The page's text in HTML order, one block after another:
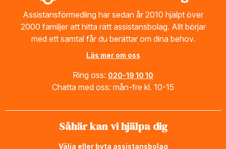
Assistansförmedling har sedan år 2010 hjälpt över
2000 familjer att hitta rätt assistansbolag. Allt börjar
med ett samtal får du berättar om dina behov.
Läs mer om oss
Ring oss: 020-19 10 10
Chatta med oss: mån-fre kl. 10-15
Såhär kan vi hjälpa dig
Välja eller byta assistansbolag